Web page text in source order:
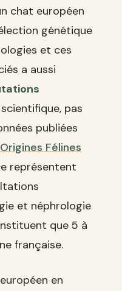
chat européen
génétique
et ces
a aussi
pas
publiées
Félines
représentent
et néphrologie
que 5 à
française.
en